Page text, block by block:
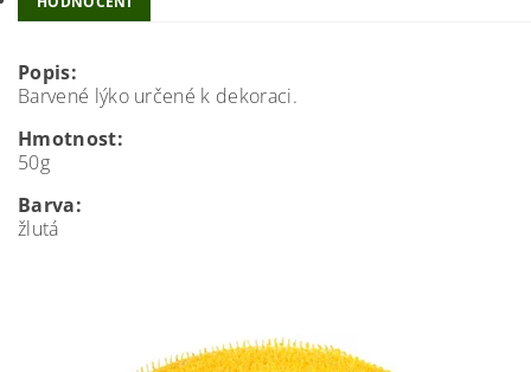
Popis:
Barvené lýko určené k dekoraci.
Hmotnost:
50g
Barva:
žlutá